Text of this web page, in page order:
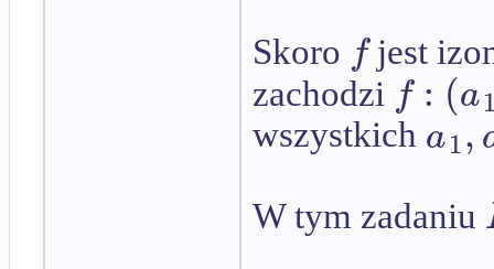
Skoro fjest
zachodzi f : (a
wszystkich a1,
W tym zadaniu